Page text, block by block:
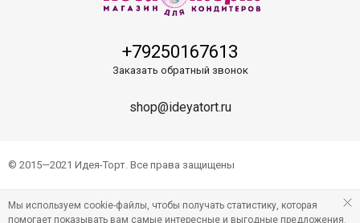
+79250167613
Заказать обратный звонок
shop@ideyatort.ru
© 2015—2021 Идея-Торт. Все права защищены
Мы используем cookie-файлы, чтобы получать статистику, которая
помогает показывать вам самые интересные и выгодные предложения.